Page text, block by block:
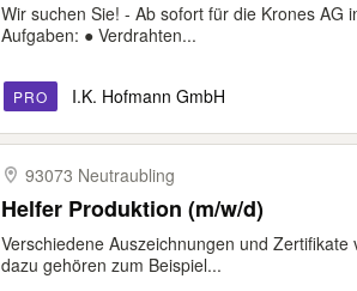
Wir suchen Sie! - Ab sofort für die Krones AG
Aufgaben: ● Verdrahten...
PRO I.K. Hofmann GmbH
93073 Neutraubling
Helfer Produktion (m/w/d)
Verschiedene Auszeichnungen und
dazu gehören zum Beispiel...